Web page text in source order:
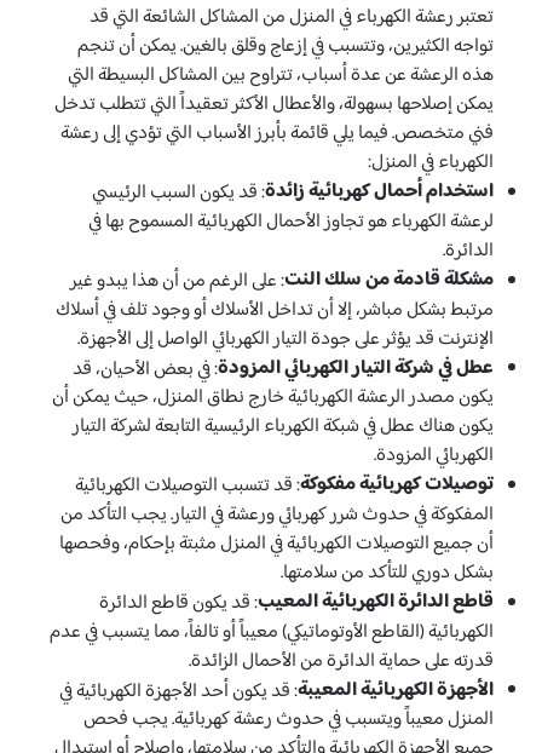
تعتبر رعشة الكهرباء في المنزل من المشاكل الشائعة التي قد
تواجه الكثيرين، وتتسبب في إزعاج وقلق بالغين. يمكن أن تنجم
هذه الرعشة عن عدة أسباب، تتراوح بين المشاكل البسيطة التي
يمكن إصلاحها بسهولة، والأعطال الأكثر تعقيداً التي تتطلب تدخل
فني متخصص. فيما يلي قائمة بأبرز الأسباب التي تؤدي إلى رعشة
الكهرباء في المنزل:
استخدام أحمال كهربائية زائدة: قد يكون السبب الرئيسي
لرعشة الكهرباء هو تجاوز الأحمال الكهربائية المسموح بها في
الدائرة.
مشكلة قادمة من سلك النت: على الرغم من أن هذا يبدو غير
مرتبط بشكل مباشر، إلا أن تداخل الأسلاك أو وجود تلف في أسلاك
الإنترنت قد يؤثر على جودة التيار الكهربائي الواصل إلى الأجهزة.
عطل في شركة التيار الكهربائي المزودة: في بعض الأحيان، قد
يكون مصدر الرعشة الكهربائية خارج نطاق المنزل، حيث يمكن أن
يكون هناك عطل في شبكة الكهرباء الرئيسية التابعة لشركة التيار
الكهربائي المزودة.
توصيلات كهربائية مفكوكة: قد تتسبب التوصيلات الكهربائية
المفكوكة في حدوث شرر كهربائي ورعشة في التيار. يجب التأكد من
أن جميع التوصيلات الكهربائية في المنزل مثبتة بإحكام، وفحصها
بشكل دوري للتأكد من سلامتها.
قاطع الدائرة الكهربائية المعيب: قد يكون قاطع الدائرة
الكهربائية (القاطع الأوتوماتيكي) معيباً أو تالفاً، مما يتسبب في عدم
قدرته على حماية الدائرة من الأحمال الزائدة.
الأجهزة الكهربائية المعيبة: قد يكون أحد الأجهزة الكهربائية في
المنزل معيباً ويتسبب في حدوث رعشة كهربائية. يجب فحص